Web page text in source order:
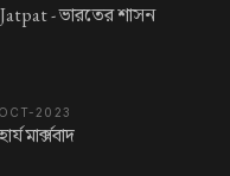
-ভারতের শাসন
2023
মার্ক্সবাদ